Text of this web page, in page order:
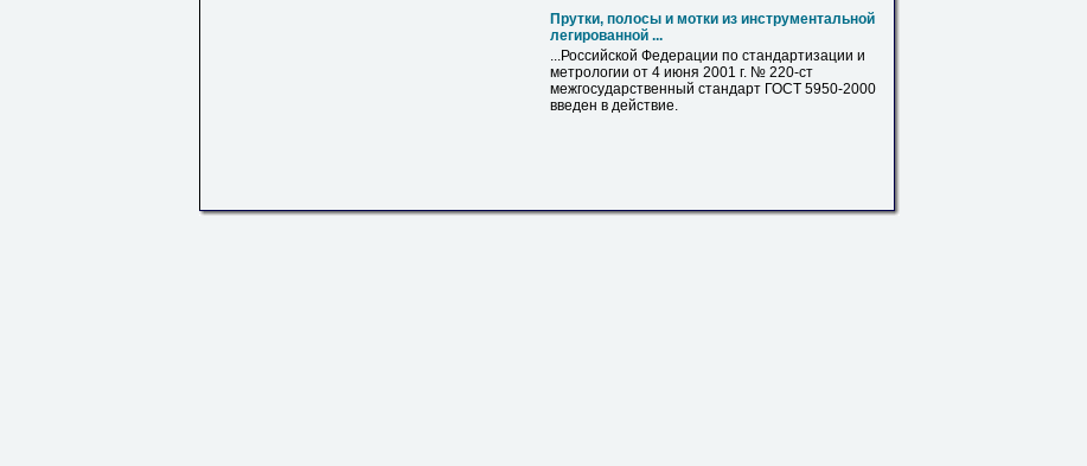
Прутки, полосы и мотки из инструментальной
легированной ...
...Российской Федерации по стандартизации и
метрологии от 4 июня 2001 г. № 220-ст
межгосударственный стандарт ГОСТ 5950-2000
введен в действие.